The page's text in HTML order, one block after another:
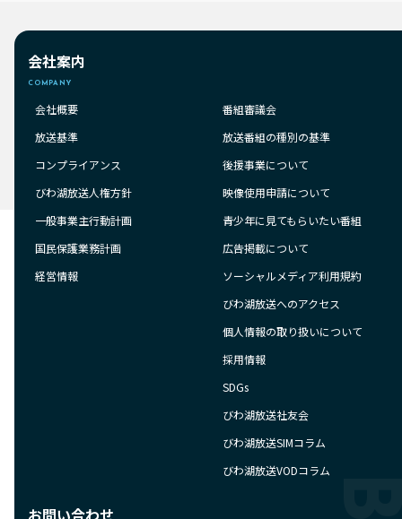
会社案内
COMPANY
会社概要
放送基準
コンプライアンス
びわ湖放送人権方針
一般事業主行動計画
国民保護業務計画
経営情報
番組審議会
放送番組の種別の基準
後援事業について
映像使用申請について
青少年に見てもらいたい番組
広告掲載について
ソーシャルメディア利用規約
びわ湖放送へのアクセス
個人情報の取り扱いについて
採用情報
SDGs
びわ湖放送社友会
びわ湖放送SIMコラム
びわ湖放送VODコラム
お問い合わせ